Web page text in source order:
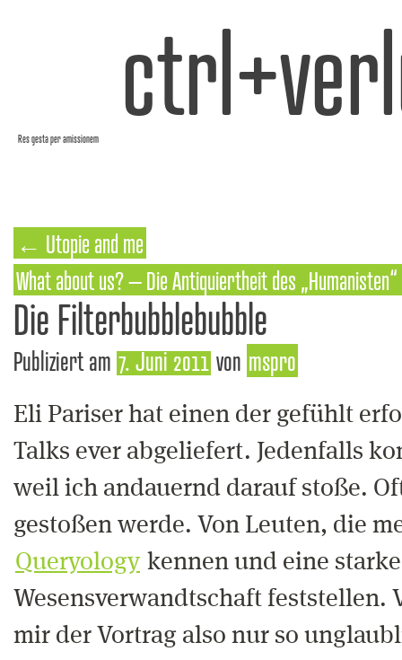
Res gesta per amissionem
← Utopie and me
What about us? – Die Antiquiertheit des „Humanisten“
Die Filterbubblebubble
Publiziert am 7. Juni 2011 von mspro
Eli Pariser hat einen der gefühlt
Talks ever abgeliefert. Jedenfalls
weil ich andauernd darauf stoße.
gestoßen werde. Von Leuten, die
Queryology kennen und eine starke
Wesensverwandtschaft feststellen.
mir der Vortrag also nur so